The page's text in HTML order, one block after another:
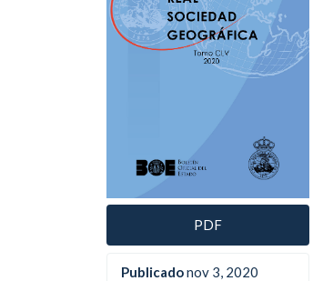
artículo
PDF
Publicadonov 3, 2020